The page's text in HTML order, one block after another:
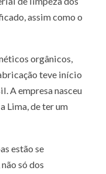
assim como o
orgânicos,
teve início
A empresa nasceu
Lima, de ter um
estão se
só dos